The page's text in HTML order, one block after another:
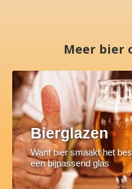
Meer bier
Bierglazen
Want bier smaakt het
een bijpassend glas